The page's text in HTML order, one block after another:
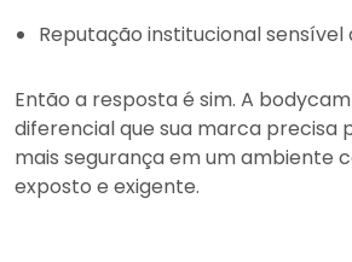
Reputação institucional sensível
Então a resposta é sim. A
diferencial que sua marca precisa
mais segurança em um ambiente
exposto e exigente.